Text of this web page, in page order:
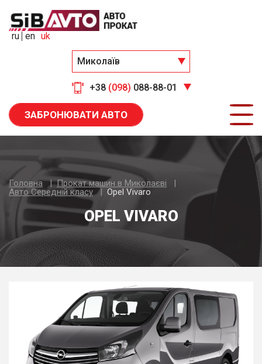
Миколаїв
+38 (098) 088-88-01
ru en uk
ЗАБРОНЮВАТИ АВТО
Головна
Прокат машин в Миколаєві
Авто Середнiй класу
Opel Vivaro
OPEL VIVARO